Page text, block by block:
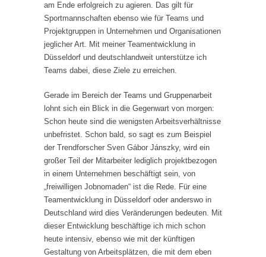
am Ende erfolgreich zu agieren. Das gilt für
Sportmannschaften ebenso wie für Teams und
Projektgruppen in Unternehmen und Organisationen
jeglicher Art. Mit meiner Teamentwicklung in
Düsseldorf und deutschlandweit unterstütze ich
Teams dabei, diese Ziele zu erreichen.
Gerade im Bereich der Teams und Gruppenarbeit
lohnt sich ein Blick in die Gegenwart von morgen:
Schon heute sind die wenigsten Arbeitsverhältnisse
unbefristet. Schon bald, so sagt es zum Beispiel
der Trendforscher Sven Gábor Jánszky, wird ein
großer Teil der Mitarbeiter lediglich projektbezogen
in einem Unternehmen beschäftigt sein, von
„freiwilligen Jobnomaden“ ist die Rede. Für eine
Teamentwicklung in Düsseldorf oder anderswo in
Deutschland wird dies Veränderungen bedeuten. Mit
dieser Entwicklung beschäftige ich mich schon
heute intensiv, ebenso wie mit der künftigen
Gestaltung von Arbeitsplätzen, die mit dem eben